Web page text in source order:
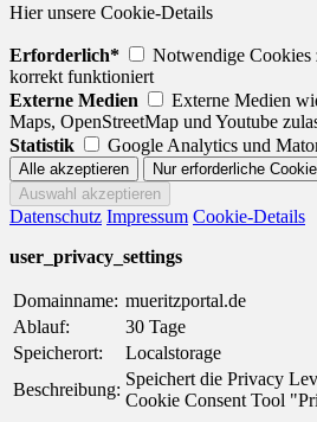
Hier unsere Cookie-Details
Erforderlich*
Notwendige Cookies
korrekt funktioniert
Externe Medien
Externe Medien
Maps, OpenStreetMap und Youtube
Statistik
Google Analytics und
Datenschutz Impressum Cookie-Details
user_privacy_settings
Domainname: mueritzportal.de
Ablauf:
30 Tage
Speicherort:
Localstorage
Beschreibung:
Speichert die Privacy
Cookie Consent Tool